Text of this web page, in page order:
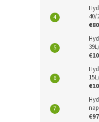
40/
€80
€97